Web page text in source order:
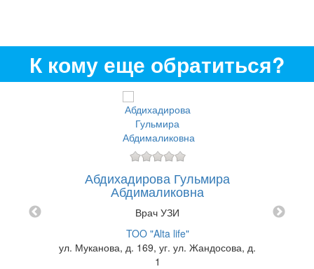
К кому еще обратиться?
Абдихадирова Гульмира
Абдималиковна
Врач УЗИ
TOO "Alta life"
ул. Муканова, д. 169, уг. ул. Жандосова, д.
1